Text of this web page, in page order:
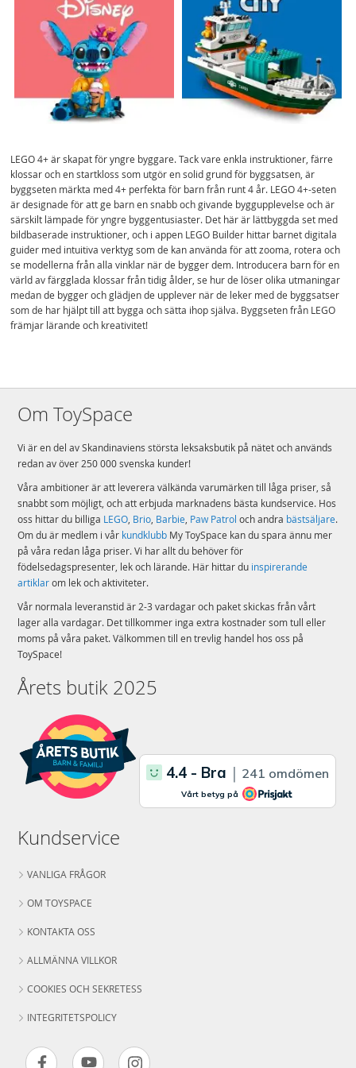
LEGO 4+ är skapat för yngre byggare. Tack vare enkla instruktioner, färre
klossar och en startkloss som utgör en solid grund för byggsatsen, är
byggseten märkta med 4+ perfekta för barn från runt 4 år. LEGO 4+-seten
är designade för att ge barn en snabb och givande byggupplevelse och är
särskilt lämpade för yngre byggentusiaster. Det här är lättbyggda set med
bildbaserade instruktioner, och i appen LEGO Builder hittar barnet digitala
guider med intuitiva verktyg som de kan använda för att zooma, rotera och
se modellerna från alla vinklar när de bygger dem. Introducera barn för en
värld av färgglada klossar från tidig ålder, se hur de löser olika utmaningar
medan de bygger och glädjen de upplever när de leker med de byggsatser
som de har hjälpt till att bygga och sätta ihop själva. Byggseten från LEGO
främjar lärande och kreativitet!
Om ToySpace
Vi är en del av Skandinaviens största leksaksbutik på nätet och används
redan av över 250 000 svenska kunder!
Våra ambitioner är att leverera välkända varumärken till låga priser, så
snabbt som möjligt, och att erbjuda marknadens bästa kundservice. Hos
oss hittar du billiga LEGO Brio Barbie Paw Patrol och andra bästsäljare.
Om du är medlem i vår kundklubb My ToySpace kan du spara ännu mer
på våra redan låga priser. Vi har allt du behöver för
födelsedagspresenter, lek och lärande. Här hittar du inspirerande
artiklarom lek och aktiviteter.
Vår normala leveranstid är 2-3 vardagar och paket skickas från vårt
lager alla vardagar. Det tillkommer inga extra kostnader som tull eller
moms på våra paket. Välkommen till en trevlig handel hos oss på
ToySpace!
Årets butik 2025
Kundservice
VANLIGA FRÅGOR
OM TOYSPACE
KONTAKTA OSS
ALLMÄNNA VILLKOR
COOKIES OCH SEKRETESS
INTEGRITETSPOLICY